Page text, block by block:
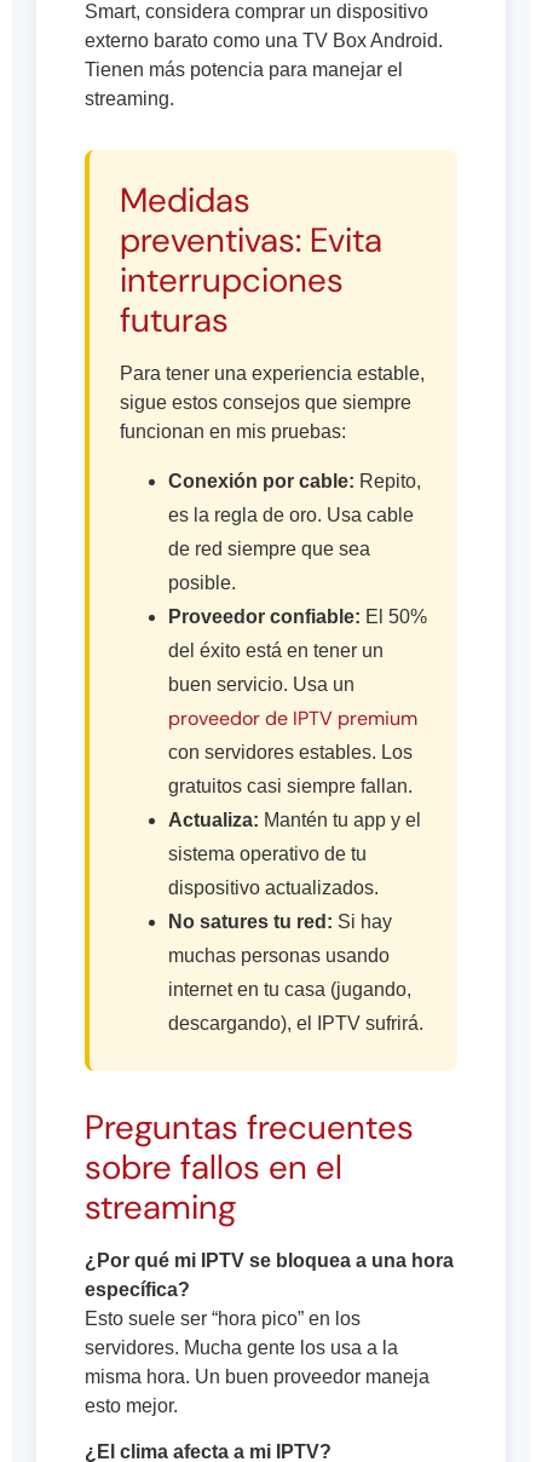
Smart, considera comprar un dispositivo
externo barato como una TV Box Android.
Tienen más potencia para manejar el
streaming.
Medidas
preventivas: Evita
interrupciones
futuras
Para tener una experiencia estable,
sigue estos consejos que siempre
funcionan en mis pruebas:
Conexión por cable: Repito,
es la regla de oro. Usa cable
de red siempre que sea
posible.
Proveedor confiable: El 50%
del éxito está en tener un
buen servicio. Usa un
proveedor de IPTV premium
con servidores estables. Los
gratuitos casi siempre fallan.
Actualiza: Mantén tu app y el
sistema operativo de tu
dispositivo actualizados.
No satures tu red: Si hay
muchas personas usando
internet en tu casa (jugando,
descargando), el IPTV sufrirá.
Preguntas frecuentes
sobre fallos en el
streaming
¿Por qué mi IPTV se bloquea a una hora
específica?
Esto suele ser “hora pico” en los
servidores. Mucha gente los usa a la
misma hora. Un buen proveedor maneja
esto mejor.
¿El clima afecta a mi IPTV?